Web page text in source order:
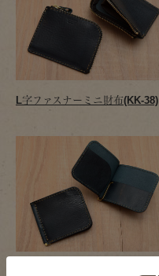
L字ファスナーミニ財布(KK-38)